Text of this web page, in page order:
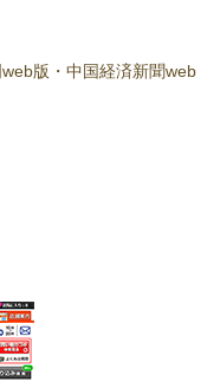
版・中国経済新聞web